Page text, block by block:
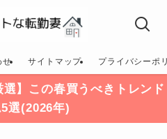
せ サイトマップ プライバシーポ
】この春買うべきトレンド
選(2026年)